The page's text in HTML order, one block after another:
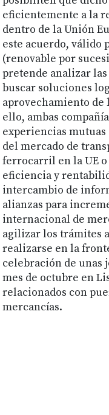
eficientemente a la
dentro de la Unión
este acuerdo, válido
(renovable por
pretende analizar
buscar soluciones
aprovechamiento de
ello, ambas
experiencias
del mercado de
ferrocarril en la UE
eficiencia y
intercambio de
alianzas para
internacional de
agilizar los trámites
realizarse en la
celebración de unas
mes de octubre en
relacionados con
mercancías.